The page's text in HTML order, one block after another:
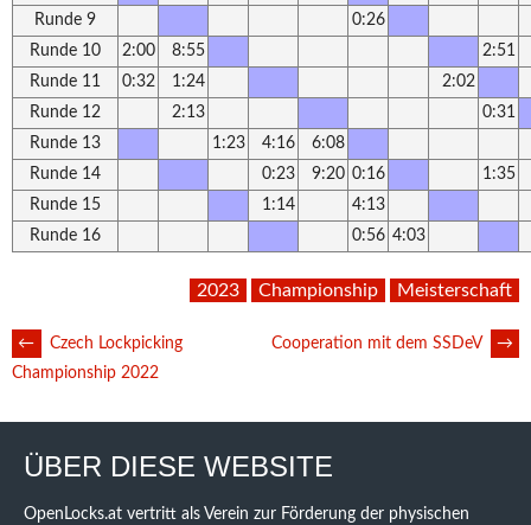
Runde 9
0:26
Runde 10
2:00 8:55
2:51
Runde 11
0:32 1:24
2:02
Runde 12
2:13
0:31
Runde 13
1:23 4:16
6:08
Runde 14
0:23 9:20 0:16
1:35
Runde 15
1:14
4:13
Runde 16
0:56 4:03
2023 Championship Meisterschaft
POST
NAVIGATION
←
Czech Lockpicking
Championship 2022
Cooperation mit dem SSDeV →
ÜBER DIESE WEBSITE
OpenLocks.at vertritt als Verein zur Förderung der physischen